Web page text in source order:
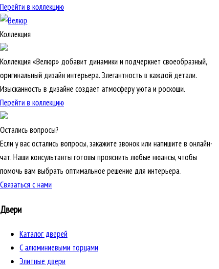
Перейти в коллекцию
Коллекция
Коллекция «Велюр» добавит динамики и подчеркнет своеобразный,
оригинальный дизайн интерьера. Элегантность в каждой детали.
Изысканность в дизайне создает атмосферу уюта и роскоши.
Перейти в коллекцию
Остались вопросы?
Если у вас остались вопросы, закажите звонок или напишите в онлайн-
чат. Наши консультанты готовы прояснить любые нюансы, чтобы
помочь вам выбрать оптимальное решение для интерьера.
Связаться с нами
Двери
Каталог дверей
C алюминиевыми торцами
Элитные двери